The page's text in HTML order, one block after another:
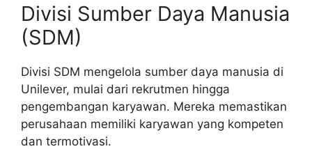
Divisi Sumber Daya Manusia
(SDM)
Divisi SDM mengelola sumber daya manusia di
Unilever, mulai dari rekrutmen hingga
pengembangan karyawan. Mereka memastikan
perusahaan memiliki karyawan yang kompeten
dan termotivasi.